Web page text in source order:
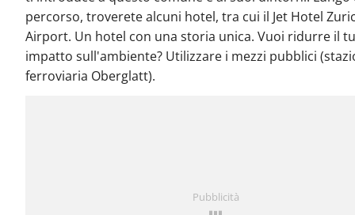
percorso, troverete alcuni hotel, tra cui il Jet Hotel
Airport. Un hotel con una storia unica. Vuoi ridurre il
impatto sull'ambiente? Utilizzare i mezzi pubblici
ferroviaria Oberglatt).
Pubblicità